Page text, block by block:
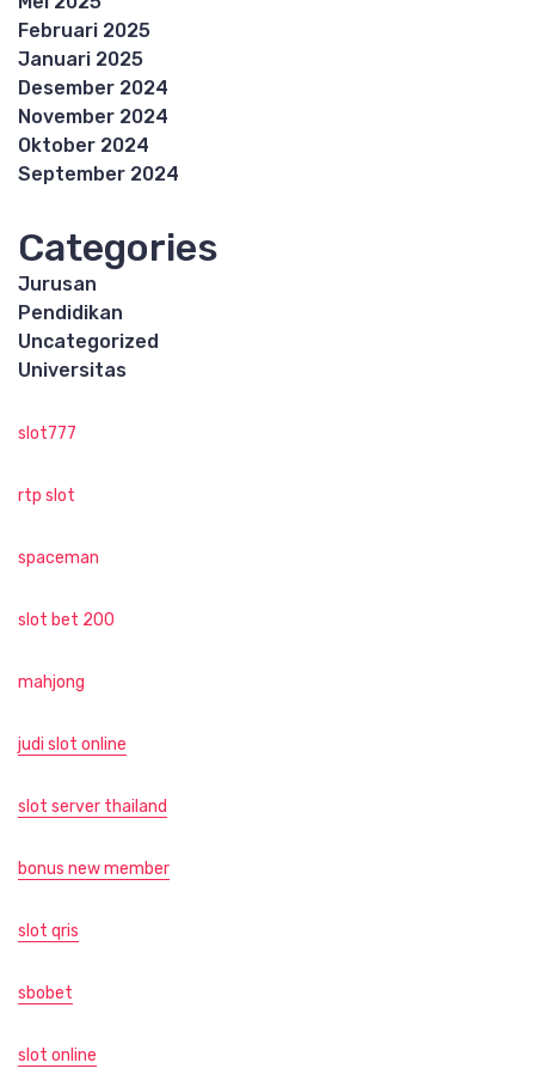
Februari 2025
Januari 2025
Desember 2024
November 2024
Oktober 2024
September 2024
Categories
Jurusan
Pendidikan
Uncategorized
Universitas
slot777
rtp slot
spaceman
slot bet 200
mahjong
judi slot online
slot server thailand
bonus new member
slot qris
sbobet
slot online